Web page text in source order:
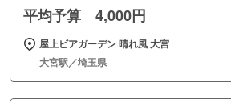
平均予算 4,000円
屋上ビアガーデン 晴れ風 大宮
大宮駅／埼玉県